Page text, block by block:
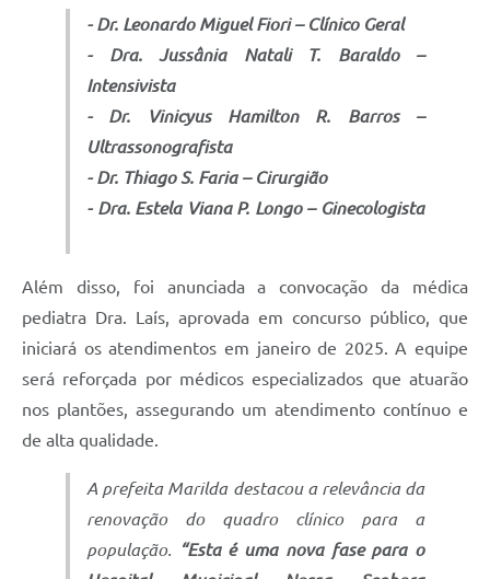
- Dr. Leonardo Miguel Fiori – Clínico Geral
- Dra. Jussânia Natali T. Baraldo –
Intensivista
- Dr. Vinicyus Hamilton R. Barros –
Ultrassonografista
- Dr. Thiago S. Faria – Cirurgião
- Dra. Estela Viana P. Longo – Ginecologista
Além disso, foi anunciada a convocação da médica
pediatra Dra. Laís, aprovada em concurso público, que
iniciará os atendimentos em janeiro de 2025. A equipe
será reforçada por médicos especializados que atuarão
nos plantões, assegurando um atendimento contínuo e
de alta qualidade.
A prefeita Marilda destacou a relevância da
renovação do quadro clínico para a
população.
“Esta é uma nova fase para o